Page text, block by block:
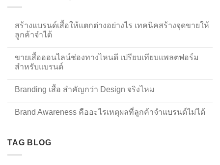
สร้างแบรนด์เสื้อให้แตกต่างอย่างไร เทคนิคสร้างจุดขายให้
ลูกค้าจำได้
ขายเสื้อออนไลน์ช่องทางไหนดี เปรียบเทียบแพลตฟอร์ม
สำหรับแบรนด์
Branding เสื้อ สำคัญกว่า Design จริงไหม
Brand Awareness คืออะไรเหตุผลที่ลูกค้าจำแบรนด์ไม่ได้
TAG BLOG